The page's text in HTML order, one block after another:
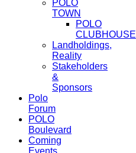
POLO
TOWN
POLO
CLUBHOUSE
Landholdings,
Reality
Stakeholders
&
Sponsors
Polo
Forum
POLO
Boulevard
Coming
Events